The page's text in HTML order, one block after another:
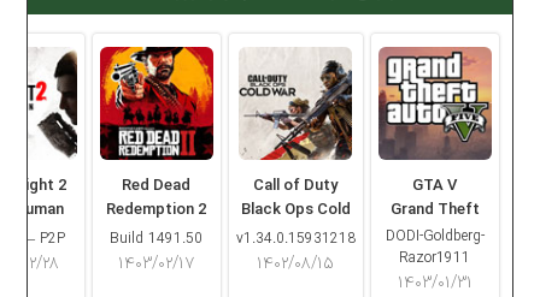
بله دنبال کنید (ورود)
GTA V
Grand Theft
Auto V
DODI-Goldberg-
Razor1911
۱۴۰۳/۰۱/۳۱
Call of Duty
Black Ops Cold
War
v1.34.0.15931218
۱۴۰۲/۰۸/۱۵
Red Dead
Redemption 2
Build 1491.50
۱۴۰۳/۰۲/۱۷
Light 2
Human
– P2P
۱۴۰۳/